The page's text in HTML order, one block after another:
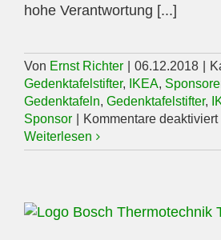
hohe Verantwortung [...]
Von Ernst Richter 06.12.2018
Gedenktafelstifter, IKEA,
Gedenktafeln, Gedenktafelstifter,
Sponsor
Kommentare deaktiviert
Weiterlesen